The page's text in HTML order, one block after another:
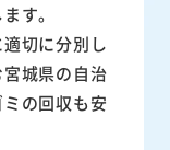
す。
切に分別し
城県の自治
の回収も安